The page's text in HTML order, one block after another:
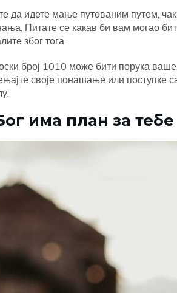
да идете мање путованим путем,
Питате се какав би вам могао
због тога.
број 1010 може бити порука
своје понашање или поступке
има план за тебе